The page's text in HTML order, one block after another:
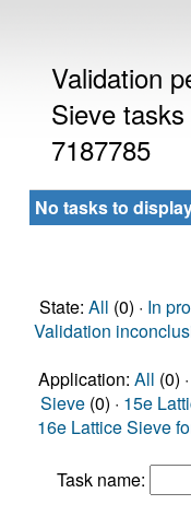
Validation
Sieve
7187785
No tasks to
State: All (0) · In
Validation
Application: All (0)
Sieve (0) · 15e
16e Lattice Sieve
Task name: